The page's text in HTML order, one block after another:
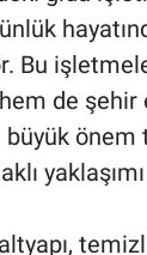
Bu
de
büyük